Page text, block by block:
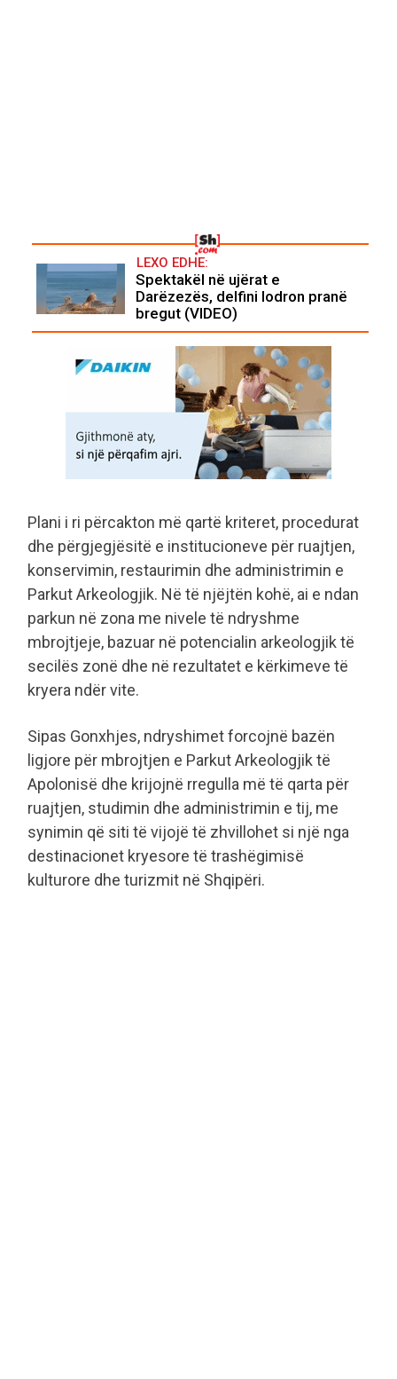
LEXO EDHE:
Spektakël në ujërat e
Darëzezës, delfini lodron pranë
bregut (VIDEO)
Plani i ri përcakton më qartë kriteret, procedurat
dhe përgjegjësitë e institucioneve për ruajtjen,
konservimin, restaurimin dhe administrimin e
Parkut Arkeologjik. Në të njëjtën kohë, ai e ndan
parkun në zona me nivele të ndryshme
mbrojtjeje, bazuar në potencialin arkeologjik të
secilës zonë dhe në rezultatet e kërkimeve të
kryera ndër vite.
Sipas Gonxhjes, ndryshimet forcojnë bazën
ligjore për mbrojtjen e Parkut Arkeologjik të
Apolonisë dhe krijojnë rregulla më të qarta për
ruajtjen, studimin dhe administrimin e tij, me
synimin që siti të vijojë të zhvillohet si një nga
destinacionet kryesore të trashëgimisë
kulturore dhe turizmit në Shqipëri.